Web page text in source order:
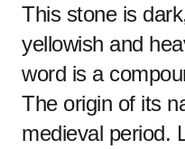
This stone is
yellowish and
word is a
The origin of its
medieval period.